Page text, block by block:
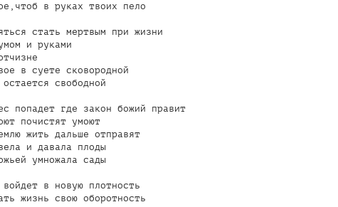
в руках твоих пело
стать мертвым при жизни
и руками
в суете сковородной
свободной
попадет где закон божий правит
почистят умоют
жить дальше отправят
и давала плоды
умножала сады
в новую плотность
жизнь свою оборотность